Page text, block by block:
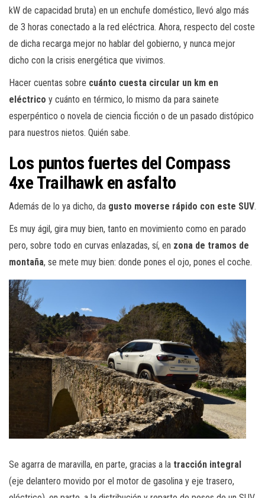
kW de capacidad bruta) en un enchufe doméstico, llevó algo más
de 3 horas conectado a la red eléctrica. Ahora, respecto del coste
de dicha recarga mejor no hablar del gobierno, y nunca mejor
dicho con la crisis energética que vivimos.
Hacer cuentas sobre cuánto cuesta circular un km en
eléctrico y cuánto en térmico, lo mismo da para sainete
esperpéntico o novela de ciencia ficción o de un pasado distópico
para nuestros nietos. Quién sabe.
Los puntos fuertes del Compass
4xe Trailhawk en asfalto
Además de lo ya dicho, da gusto moverse rápido con este SUV.
Es muy ágil, gira muy bien, tanto en movimiento como en parado
pero, sobre todo en curvas enlazadas, sí, en zona de tramos de
montaña, se mete muy bien: donde pones el ojo, pones el coche.
Se agarra de maravilla, en parte, gracias a la tracción integral
(eje delantero movido por el motor de gasolina y eje trasero,